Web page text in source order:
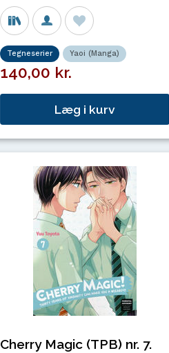
Tegneserier Yaoi (Manga)
140,00 kr.
Læg i kurv
Cherry Magic (TPB) nr. 7.